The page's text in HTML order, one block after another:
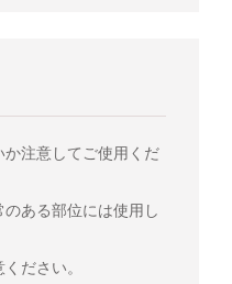
か注意してご使用くだ
のある部位には使用し
ださい。